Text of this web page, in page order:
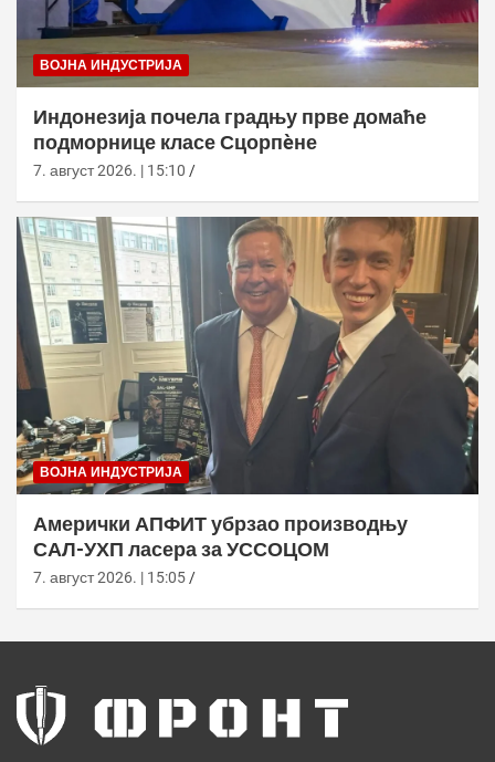
ВОЈНА ИНДУСТРИЈА
Индонезија почела градњу прве домаће
подморнице класе Сцорпèне
7. август 2026. | 15:10
ВОЈНА ИНДУСТРИЈА
Амерички АПФИТ убрзао производњу
САЛ-УХП ласера за УССОЦОМ
7. август 2026. | 15:05